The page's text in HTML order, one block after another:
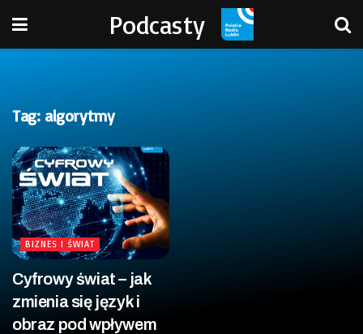
Podcasty
Tag: algorytmy
BIZNES I ŚWIAT
Cyfrowy świat – jak
zmienia się język i
obraz pod wpływem